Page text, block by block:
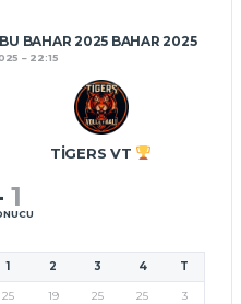
BAHAR 2025 BAHAR 2025
22:15
TIGERS VT
1
1 2 3 4 T
25 19 25 25 3